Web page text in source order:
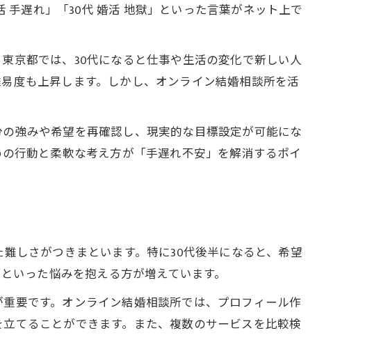
際
説
法
方
び
ト
紹介
遅れ」「30代 婚活 地獄」といった言葉がネット上で
京都では、30代になると仕事や生活の変化で新しい人
度も上昇します。しかし、オンライン結婚相談所を活
強みや希望を再確認し、現実的な目標設定が可能にな
行動と柔軟な考え方が「手遅れ不安」を解消するポイ
しさがつきまといます。特に30代後半になると、希望
った悩みを抱える方が増えています。
要です。オンライン結婚相談所では、プロフィール作
てることができます。また、複数のサービスを比較検